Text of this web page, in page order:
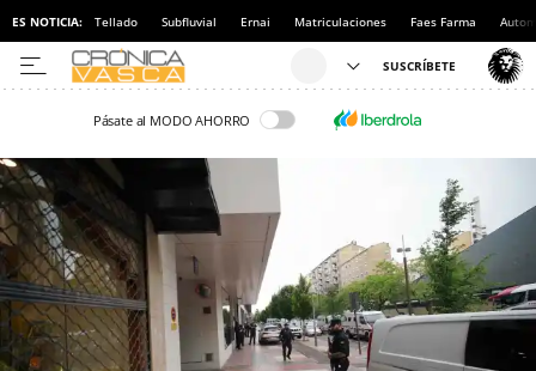
ES NOTICIA: Tellado Subfluvial Ernai Matriculaciones Faes Farma
Pásate al MODO AHORRO